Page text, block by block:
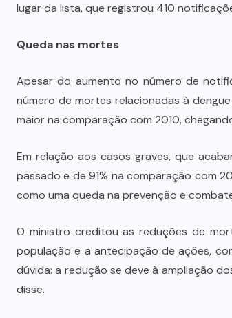
lugar da lista, que registrou 410
Queda nas mortes
Apesar do aumento no número de
número de mortes relacionadas à
maior na comparação com 2010,
Em relação aos casos graves, que
passado e de 91% na comparação com
como uma queda na prevenção e
O ministro creditou as reduções de
população e a antecipação de ações,
dúvida: a redução se deve à ampliação
disse.
Polícia prende jovem
por aliciar adolescentes
de prostituição em
5 DE AGOSTO DE